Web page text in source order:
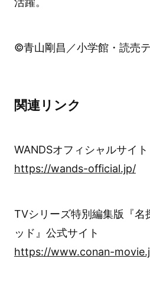
©青山剛昌／小学館・読売
関連リンク
WANDSオフィシャルサイト
https://wands-official.jp/
TVシリーズ特別編集版『名
ッド』公式サイト
https://www.conan-